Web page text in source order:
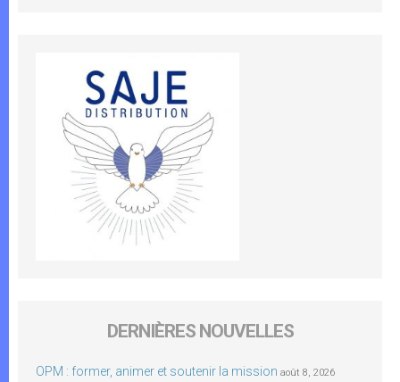
DERNIÈRES NOUVELLES
OPM : former, animer et soutenir la mission août 8, 2026